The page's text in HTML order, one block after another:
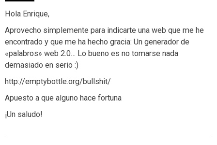
Hola Enrique,
Aprovecho simplemente para indicarte una web que me he
encontrado y que me ha hecho gracia: Un generador de
«palabros» web 2.0… Lo bueno es no tomarse nada
demasiado en serio :)
http://emptybottle.org/bullshit/
Apuesto a que alguno hace fortuna
¡Un saludo!